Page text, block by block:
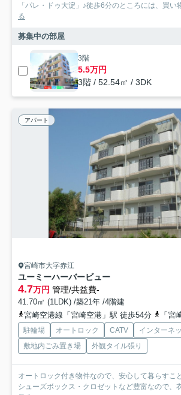
「パレ・ドゥ大淀」♪徒歩6分のところには、買い
る
募集中の部屋
3階
5.5万円
3階 / 52.54㎡ / 3DK
アパート
宮崎市大字赤江
ユーミーハーバービュー
4.7万円 管理/共益費-
41.70㎡ (1LDK) /築21年 /4階建
宮崎空港線「宮崎空港」駅 徒歩54分
「宮崎
駐輪場 オートロック CATV
インターネ
敷地内ごみ置き場
外観タイル張り
オートロック付き物件なので、安心して暮らす
シューズボックス・クロゼットなど豊富なので、